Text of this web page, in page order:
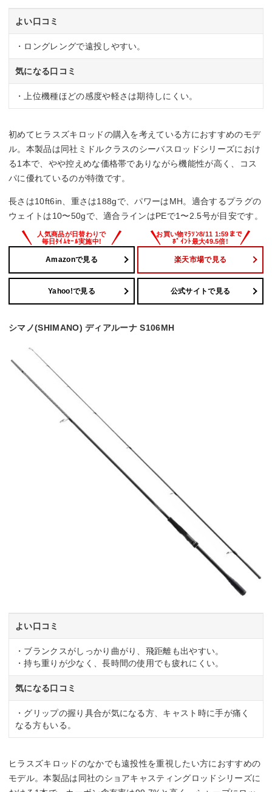
よい口コミ
・ロングレングで遠投しやすい。
気になる口コミ
・上位機種ほどの感度や軽さは期待しにくい。
初めてヒラスズキロッドの購入を考えている方におすすめのモデ
ル。本製品は同社ミドルクラスのシーバスロッドシリーズにおけ
る1本で、やや控えめな価格帯でありながら機能性が高く、コス
パに優れているのが特徴です。
長さは10ft6in、重さは188gで、パワーはMH。適合するプラグの
ウェイトは10〜50gで、適合ラインはPEで1〜2.5号が目安です。
Amazonで見る 楽天市場で見る
Yahoo!で見る 公式サイトで見る
シマノ(SHIMANO) ディアルーナ S106MH
よい口コミ
・ブランクスがしっかり曲がり、飛距離も出やすい。
・持ち重りが少なく、長時間の使用でも疲れにくい。
気になる口コミ
・グリップの握り具合が気になる方、キャスト時に手が痛く
なる方もいる。
ヒラスズキロッドのなかでも遠投性を重視したい方におすすめの
モデル。本製品は同社のショアキャスティングロッドシリーズに